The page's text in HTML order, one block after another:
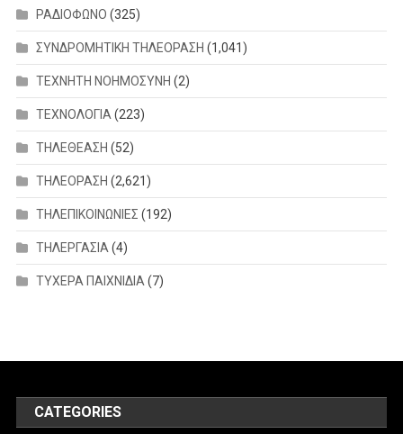
ΡΑΔΙΟΦΩΝΟ (325)
ΣΥΝΔΡΟΜΗΤΙΚΗ ΤΗΛΕΟΡΑΣΗ (1,041)
ΤΕΧΝΗΤΗ ΝΟΗΜΟΣΥΝΗ (2)
ΤΕΧΝΟΛΟΓΙΑ (223)
ΤΗΛΕΘΕΑΣΗ (52)
ΤΗΛΕΟΡΑΣΗ (2,621)
ΤΗΛΕΠΙΚΟΙΝΩΝΙΕΣ (192)
ΤΗΛΕΡΓΑΣΙΑ (4)
ΤΥΧΕΡΑ ΠΑΙΧΝΙΔΙΑ (7)
CATEGORIES